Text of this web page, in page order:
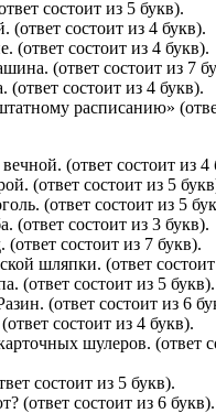
состоит из 5 букв).
состоит из 4 букв).
(ответ состоит из 4 букв).
(ответ состоит из 7
(ответ состоит из 4 букв).
расписанию»
(ответ состоит из 4
(ответ состоит из 5
(ответ состоит из 5
(ответ состоит из 3 букв).
(ответ состоит из 7 букв).
шляпки. (ответ
(ответ состоит из 5 букв).
(ответ состоит из 6
состоит из 4 букв).
шулеров. (ответ
состоит из 5 букв).
(ответ состоит из 6 букв).